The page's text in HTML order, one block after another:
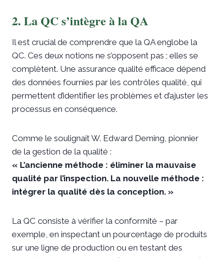
2. La QC s’intègre à la QA
Il est crucial de comprendre que la QA englobe la
QC. Ces deux notions ne s’opposent pas ; elles se
complètent. Une assurance qualité efficace dépend
des données fournies par les contrôles qualité, qui
permettent d’identifier les problèmes et d’ajuster les
processus en conséquence.
Comme le soulignait W. Edward Deming, pionnier
de la gestion de la qualité :
« L’ancienne méthode : éliminer la mauvaise
qualité par l’inspection. La nouvelle méthode :
intégrer la qualité dès la conception. »
La QC consiste à vérifier la conformité – par
exemple, en inspectant un pourcentage de produits
sur une ligne de production ou en testant des